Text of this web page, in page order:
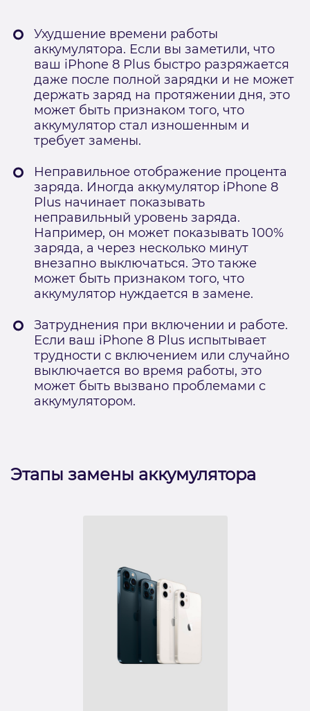
Ухудшение времени работы
аккумулятора. Если вы заметили, что
ваш iPhone 8 Plus быстро разряжается
даже после полной зарядки и не может
держать заряд на протяжении дня, это
может быть признаком того, что
аккумулятор стал изношенным и
требует замены.
Неправильное отображение процента
заряда. Иногда аккумулятор iPhone 8
Plus начинает показывать
неправильный уровень заряда.
Например, он может показывать 100%
заряда, а через несколько минут
внезапно выключаться. Это также
может быть признаком того, что
аккумулятор нуждается в замене.
Затруднения при включении и работе.
Если ваш iPhone 8 Plus испытывает
трудности с включением или случайно
выключается во время работы, это
может быть вызвано проблемами с
аккумулятором.
Этапы замены аккумулятора